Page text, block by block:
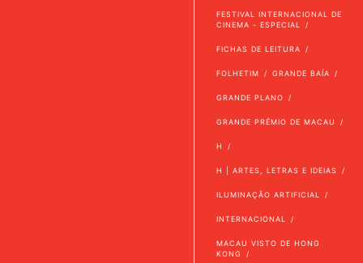
FESTIVAL INTERNACIONAL DE
CINEMA - ESPECIAL
FICHAS DE LEITURA
FOLHETIM GRANDE BAÍA
GRANDE PLANO
GRANDE PRÉMIO DE MACAU
H
H | ARTES, LETRAS E IDEIAS
ILUMINAÇÃO ARTIFICIAL
INTERNACIONAL
MACAU VISTO DE HONG
KONG